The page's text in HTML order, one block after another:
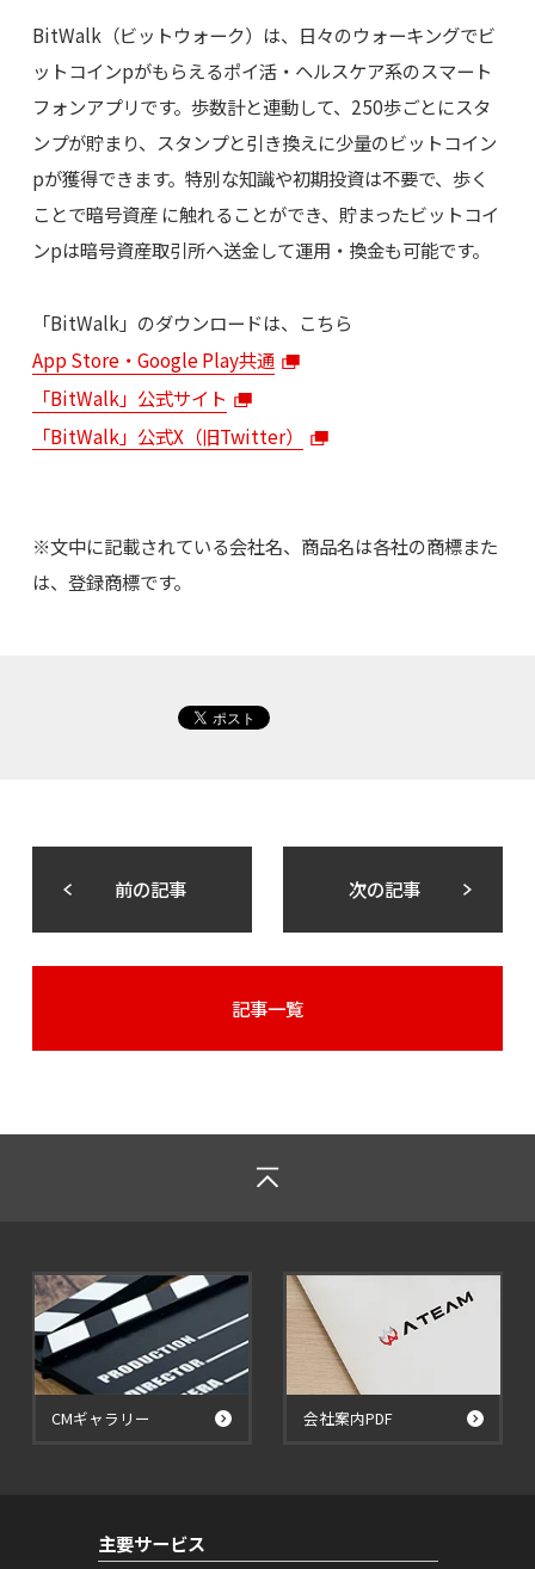
BitWalk（ビットウォーク）は、日々のウォーキングでビ
ットコインpがもらえるポイ活・ヘルスケア系のスマート
フォンアプリです。歩数計と連動して、250歩ごとにスタ
ンプが貯まり、スタンプと引き換えに少量のビットコイン
pが獲得できます。特別な知識や初期投資は不要で、歩く
ことで暗号資産 に触れることができ、貯まったビットコイ
ンpは暗号資産取引所へ送金して運用・換金も可能です。
「BitWalk」のダウンロードは、こちら
App Store・Google Play共通
「BitWalk」公式サイト
「BitWalk」公式X（旧Twitter）
※文中に記載されている会社名、商品名は各社の商標また
は、登録商標です。
前の記事 次の記事
記事一覧
CMギャラリー 会社案内PDF
主要サービス